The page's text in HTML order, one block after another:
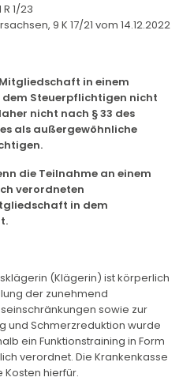
R 1/23
9 K 17/21 vom 14.12.2022
in einem
dem Steuerpflichtigen nicht
nicht nach § 33 des
als außergewöhnliche
die Teilnahme an einem
verordneten
in dem
(Klägerin) ist körperlich
der zunehmend
sowie zur
und Schmerzreduktion wurde
ein Funktionstraining in Form
verordnet. Die Krankenkasse
hierfür.